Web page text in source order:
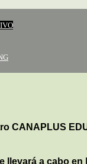
CANAPLUS
llevará a cabo